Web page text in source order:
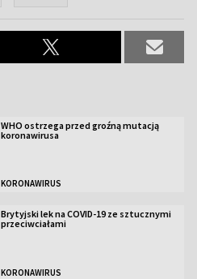
WHO ostrzega przed groźną mutacją
koronawirusa
KORONAWIRUS
Brytyjski lek na COVID-19 ze sztucznymi
przeciwciałami
KORONAWIRUS